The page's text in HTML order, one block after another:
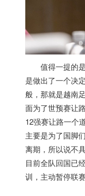
值得一提的
是做出了一个决
般，那就是越南
面为了世预赛让
12强赛让路一个
主要是为了国脚
离期，所以说不
目前全队回国已
训，主动暂停联